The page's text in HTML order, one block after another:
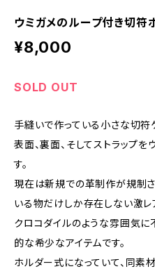
ウミガメのループ付き切符
¥8,000
SOLD OUT
手縫いで作っている小さな切符
表面、裏面、そしてストラップ
す。
現在は新規での革制作が規制
いる物だけしか存在しない激レ
クロコダイルのような雰囲気
的な希少なアイテムです。
ホルダー式になっていて、同素